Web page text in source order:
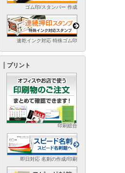
ゴム印/スタンパー 作成
速乾インク対応 特殊ゴム印
プリント
印刷総合
即日対応 名刺の作成/印刷